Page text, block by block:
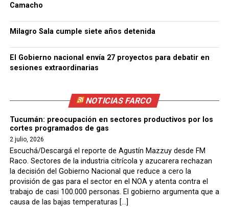
Camacho
Milagro Sala cumple siete años detenida
El Gobierno nacional envía 27 proyectos para debatir en
sesiones extraordinarias
NOTICIAS FARCO
Tucumán: preocupación en sectores productivos por los
cortes programados de gas
2 julio, 2026
Escuchá/Descargá el reporte de Agustín Mazzuy desde FM
Raco. Sectores de la industria citrícola y azucarera rechazan
la decisión del Gobierno Nacional que reduce a cero la
provisión de gas para el sector en el NOA y atenta contra el
trabajo de casi 100.000 personas. El gobierno argumenta que a
causa de las bajas temperaturas […]